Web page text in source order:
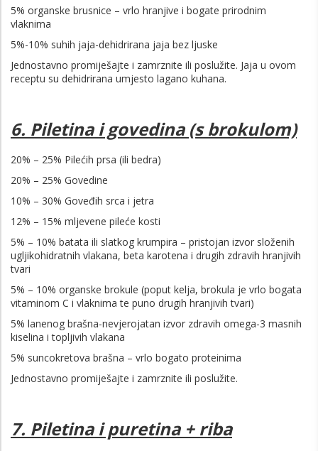
5% organske brusnice – vrlo hranjive i bogate prirodnim
vlaknima
5%-10% suhih jaja-dehidrirana jaja bez ljuske
Jednostavno promiješajte i zamrznite ili poslužite. Jaja u ovom
receptu su dehidrirana umjesto lagano kuhana.
6. Piletina i govedina (s brokulom)
20% – 25% Pilećih prsa (ili bedra)
20% – 25% Govedine
10% – 30% Goveđih srca i jetra
12% – 15% mljevene pileće kosti
5% – 10% batata ili slatkog krumpira – pristojan izvor složenih
ugljikohidratnih vlakana, beta karotena i drugih zdravih hranjivih
tvari
5% – 10% organske brokule (poput kelja, brokula je vrlo bogata
vitaminom C i vlaknima te puno drugih hranjivih tvari)
5% lanenog brašna-nevjerojatan izvor zdravih omega-3 masnih
kiselina i topljivih vlakana
5% suncokretova brašna – vrlo bogato proteinima
Jednostavno promiješajte i zamrznite ili poslužite.
7. Piletina i puretina + riba